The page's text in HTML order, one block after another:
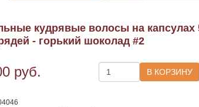
кудрявые волосы на капсулах
- горький шоколад #2
руб.